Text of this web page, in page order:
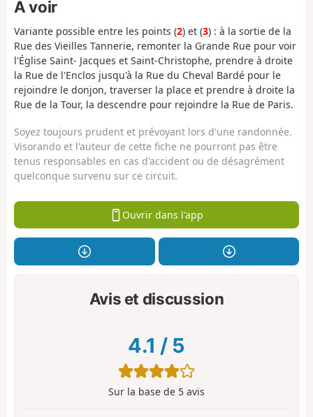
À voir
Variante possible entre les points (2) et (3) : à la sortie de la
Rue des Vieilles Tannerie, remonter la Grande Rue pour voir
l'Église Saint- Jacques et Saint-Christophe, prendre à droite
la Rue de l'Enclos jusqu'à la Rue du Cheval Bardé pour le
rejoindre le donjon, traverser la place et prendre à droite la
Rue de la Tour, la descendre pour rejoindre la Rue de Paris.
Soyez toujours prudent et prévoyant lors d'une randonnée.
Visorando et l'auteur de cette fiche ne pourront pas être
tenus responsables en cas d'accident ou de désagrément
quelconque survenu sur ce circuit.
Ouvrir dans l'app
Avis et discussion
4.1 / 5
Sur la base de 5 avis